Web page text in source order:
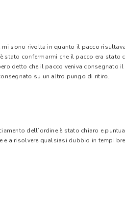
sono rivolta in quanto il pacco
confermarmi che il pacco era
detto che il pacco veniva consegnato
su un altro pungo di ritiro.
dell’ordine è stato chiaro e
a risolvere qualsiasi dubbio in tempi